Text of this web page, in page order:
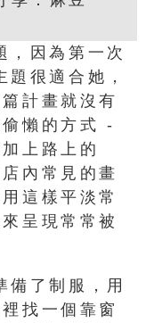
因為第一次
很適合她，
計畫就沒有
懶的方式 -
上路上的
內常見的畫
這樣平淡常
呈現常常被
了制服，用
找一個靠窗